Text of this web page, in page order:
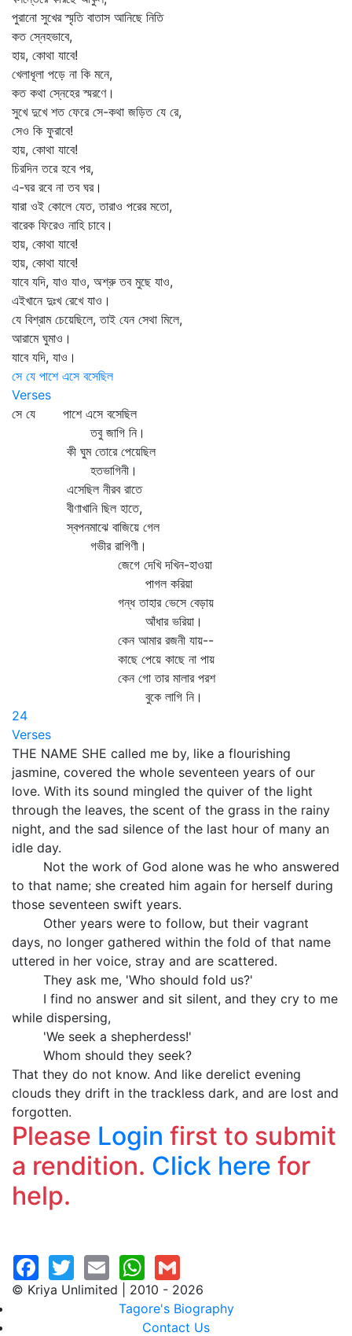
পুরানো সুখের স্মৃতি বাতাস আনিছে নিতি
কত স্নেহভাবে,
হায়, কোথা যাবে!
খেলাধূলা পড়ে না কি মনে,
কত কথা স্নেহের স্মরণে।
সুখে দুখে শত ফেরে সে-কথা জড়িত যে রে,
সেও কি ফুরাবে!
হায়, কোথা যাবে!
চিরদিন তরে হবে পর,
এ-ঘর রবে না তব ঘর।
যারা ওই কোলে যেত, তারাও পরের মতো,
বারেক ফিরেও নাহি চাবে।
হায়, কোথা যাবে!
হায়, কোথা যাবে!
যাবে যদি, যাও যাও, অশ্রু তব মুছে যাও,
এইখানে দুঃখ রেখে যাও।
যে বিশ্রাম চেয়েছিলে, তাই যেন সেথা মিলে,
আরামে ঘুমাও।
যাবে যদি, যাও।
সে যে পাশে এসে বসেছিল
Verses
সে যে পাশে এসে বসেছিল
তবু জাগি নি।
কী ঘুম তোরে পেয়েছিল
হতভাগিনী।
এসেছিল নীরব রাতে
বীণাখানি ছিল হাতে,
স্বপনমাঝে বাজিয়ে গেল
গভীর রাগিণী।
জেগে দেখি দখিন-হাওয়া
পাগল করিয়া
গন্ধ তাহার ভেসে বেড়ায়
আঁধার ভরিয়া।
কেন আমার রজনী যায়--
কাছে পেয়ে কাছে না পায়
কেন গো তার মালার পরশ
বুকে লাগি নি।
24
Verses
THE NAME SHE called me by, like a flourishing
jasmine, covered the whole seventeen years of our
love. With its sound mingled the quiver of the light
through the leaves, the scent of the grass in the rainy
night, and the sad silence of the last hour of many an
idle day.
Not the work of God alone was he who answered
to that name; she created him again for herself during
those seventeen swift years.
Other years were to follow, but their vagrant
days, no longer gathered within the fold of that name
uttered in her voice, stray and are scattered.
They ask me, 'Who should fold us?'
I find no answer and sit silent, and they cry to me
while dispersing,
'We seek a shepherdess!'
Whom should they seek?
That they do not know. And like derelict evening
clouds they drift in the trackless dark, and are lost and
forgotten.
Please Login first to submit
a rendition. Click here for
help.
© Kriya Unlimited | 2010 - 2026
Tagore's Biography
Contact Us